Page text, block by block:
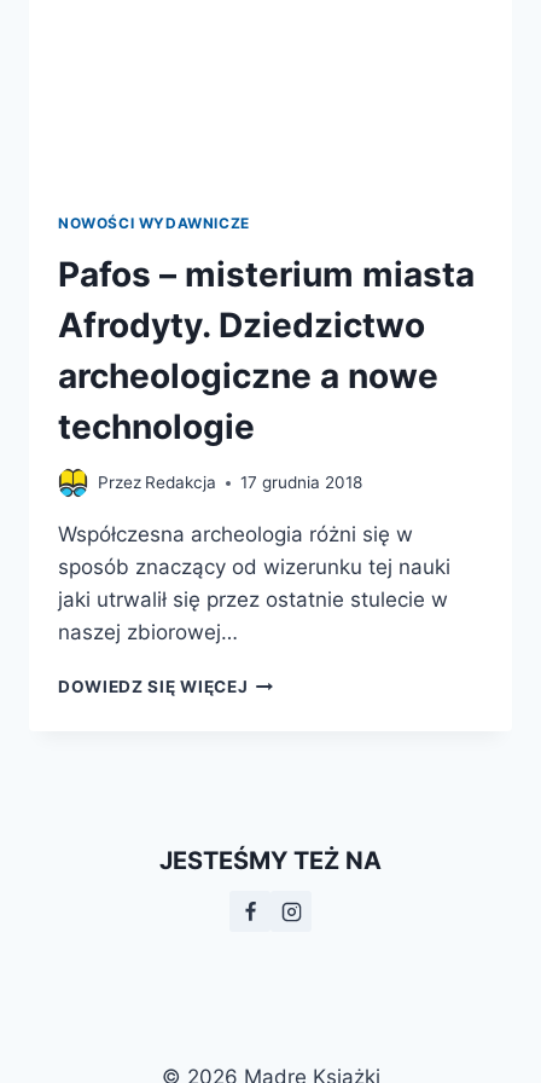
NOWOŚCI WYDAWNICZE
Pafos – misterium miasta
Afrodyty. Dziedzictwo
archeologiczne a nowe
technologie
Przez Redakcja 17 grudnia 2018
Współczesna archeologia różni się w
sposób znaczący od wizerunku tej nauki
jaki utrwalił się przez ostatnie stulecie w
naszej zbiorowej…
DOWIEDZ SIĘ WIĘCEJ PAFOS
A
TECHNOLOGIE
JESTEŚMY TEŻ NA
© 2026 Mądre Książki